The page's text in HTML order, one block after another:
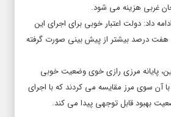
غربی هزینه می شود.
داد: دولت اعتبار خوبی برای اجرای این
هفت درصد بیشتر از پیش بینی صورت گرفته
پایانه مرزی رازی خوی وضعیت خوبی
آن سوی مرز مقایسه می کردند که با اجرای
بهبود قابل توجهی پیدا می کند.